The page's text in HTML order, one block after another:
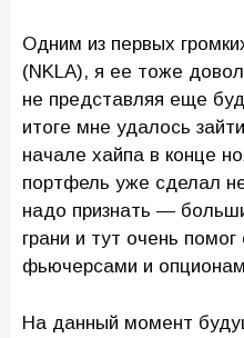
Одним из первых
(NKLA), я ее тоже
не представляя еще
итоге мне удалось
начале хайпа в конце
портфель уже сделал
надо признать —
грани и тут очень
фьючерсами и
На данный момент